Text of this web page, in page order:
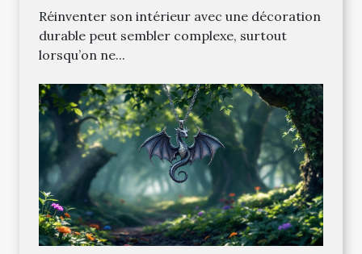
Réinventer son intérieur avec une décoration
durable peut sembler complexe, surtout
lorsqu’on ne...